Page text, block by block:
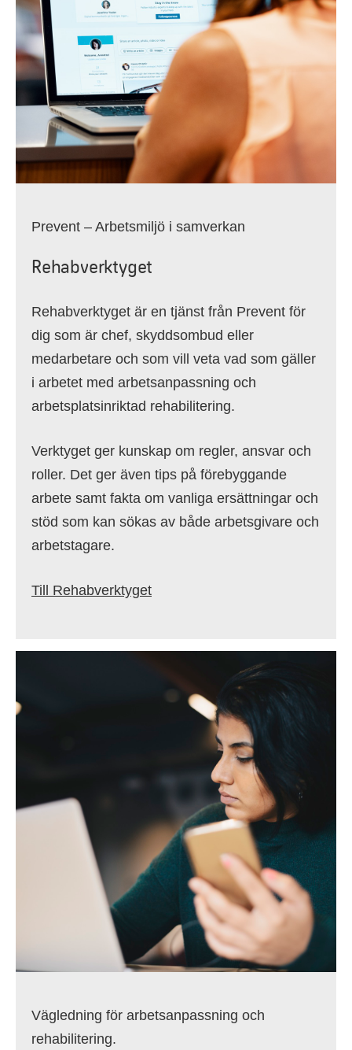
Prevent – Arbetsmiljö i samverkan
Rehabverktyget
Rehabverktyget är en tjänst från Prevent för
dig som är chef, skyddsombud eller
medarbetare och som vill veta vad som gäller
i arbetet med arbetsanpassning och
arbetsplatsinriktad rehabilitering.
Verktyget ger kunskap om regler, ansvar och
roller. Det ger även tips på förebyggande
arbete samt fakta om vanliga ersättningar och
stöd som kan sökas av både arbetsgivare och
arbetstagare.
Till Rehabverktyget
Vägledning för arbetsanpassning och
rehabilitering.